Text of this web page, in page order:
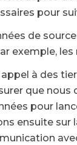
pour
de
exemple,
à des
que
pour
ensuite sur